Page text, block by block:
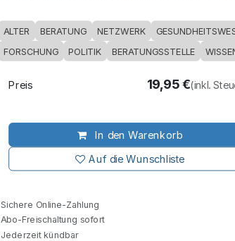
ALTER BERATUNG NETZWERK
FORSCHUNG
POLITIK BERATUNGSSTELLE
In den Warenkorb
Auf die Wunschliste
Preis 19,95€(inkl.
Sichere Online-Zahlung
Abo-Freischaltung sofort
Jederzeit kündbar